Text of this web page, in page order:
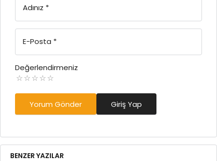
Adınız *
E-Posta *
Değerlendirmeniz
Yorum Gönder Giriş Yap
BENZER YAZILAR